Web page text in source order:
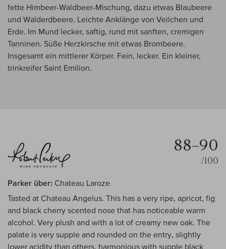
fette Himbeer-Waldbeer-Mischung, dazu etwas Blaubeere
und Walderdbeere. Leichte Anklänge von Veilchen und
Erde. Im Mund lecker, saftig, rund mit sanften, cremigen
Tanninen. Süße Herzkirsche mit etwas Brombeere.
Insgesamt ein mittlerer Körper. Fein, lecker. Ein kleiner,
trinkreifer Saint Emilion.
88–90
/100
Parker über: Chateau Laroze
Tasted at Chateau Angelus. This has a very ripe, apricot, fig
and black cherry scented nose that has noticeable warm
alcohol. Very plush and with a lot of creamy new oak. The
palate is very supple and rounded on the entry, slightly
lower acidity than others, harmonious with supple black